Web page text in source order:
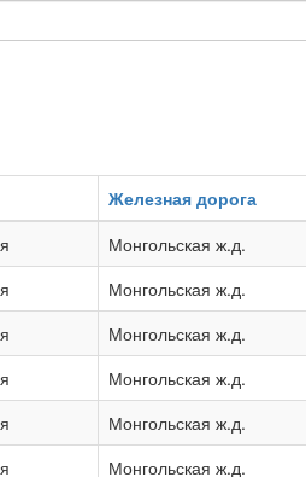
Железная дорога
Монгольская ж.д.
Монгольская ж.д.
Монгольская ж.д.
Монгольская ж.д.
Монгольская ж.д.
Монгольская ж.д.